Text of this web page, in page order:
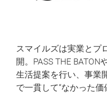
スマイルズは実業とプ
開。PASS THE
生活提案を行い、事業
で一貫して“なかった価